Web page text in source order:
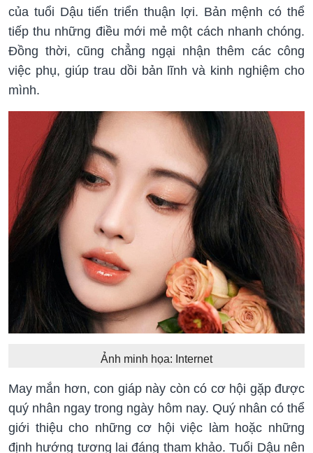
của tuổi Dậu tiến triển thuận lợi. Bản mệnh có thể
tiếp thu những điều mới mẻ một cách nhanh chóng.
Đồng thời, cũng chẳng ngại nhận thêm các công
việc phụ, giúp trau dồi bản lĩnh và kinh nghiệm cho
mình.
Ảnh minh họa: Internet
May mắn hơn, con giáp này còn có cơ hội gặp được
quý nhân ngay trong ngày hôm nay. Quý nhân có thể
giới thiệu cho những cơ hội việc làm hoặc những
định hướng tương lai đáng tham khảo. Tuổi Dậu nên